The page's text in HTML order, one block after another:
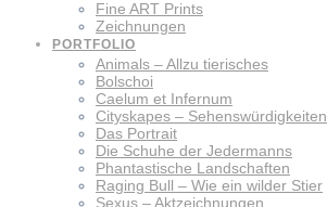
Fine ART Prints
Zeichnungen
PORTFOLIO
Animals – Allzu tierisches
Bolschoi
Caelum et Infernum
Cityskapes – Sehenswürdigkeiten
Das Portrait
Die Schuhe der Jedermanns
Phantastische Landschaften
Raging Bull – Wie ein wilder Stier
Sexus – Aktzeichnungen